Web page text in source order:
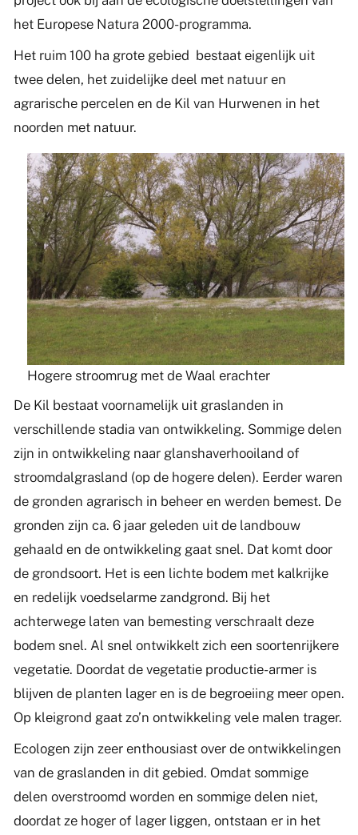
het Europese Natura 2000-programma.
Het ruim 100 ha grote gebied bestaat eigenlijk uit
twee delen, het zuidelijke deel met natuur en
agrarische percelen en de Kil van Hurwenen in het
noorden met natuur.
Hogere stroomrug met de Waal erachter
De Kil bestaat voornamelijk uit graslanden in
verschillende stadia van ontwikkeling. Sommige delen
zijn in ontwikkeling naar glanshaverhooiland of
stroomdalgrasland (op de hogere delen). Eerder waren
de gronden agrarisch in beheer en werden bemest. De
gronden zijn ca. 6 jaar geleden uit de landbouw
gehaald en de ontwikkeling gaat snel. Dat komt door
de grondsoort. Het is een lichte bodem met kalkrijke
en redelijk voedselarme zandgrond. Bij het
achterwege laten van bemesting verschraalt deze
bodem snel. Al snel ontwikkelt zich een soortenrijkere
vegetatie. Doordat de vegetatie productie-armer is
blijven de planten lager en is de begroeiing meer open.
Op kleigrond gaat zo’n ontwikkeling vele malen trager.
Ecologen zijn zeer enthousiast over de ontwikkelingen
van de graslanden in dit gebied. Omdat sommige
delen overstroomd worden en sommige delen niet,
doordat ze hoger of lager liggen, ontstaan er in het